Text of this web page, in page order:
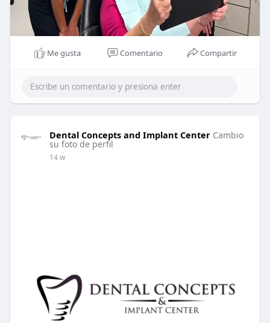
Me gusta Comentario Compartir
Dental Concepts and Implant Center Cambio
su foto de perfil
14 w